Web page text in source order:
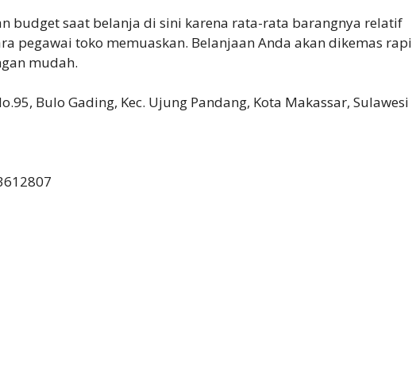
budget saat belanja di sini karena rata-rata barangnya relatif
pegawai toko memuaskan. Belanjaan Anda akan dikemas rapi
mudah.
Bulo Gading, Kec. Ujung Pandang, Kota Makassar, Sulawesi